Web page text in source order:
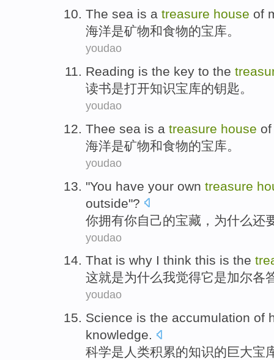
The sea is a treasure house of
海洋是矿物和食物的宝库。
youdao
Reading is the key to the
读书是打开知识宝库的钥匙。
youdao
Thee sea is a treasure house of
海洋是矿物和食物的宝库。
youdao
"You have your own treasure
outside"?
你拥有你自己的宝藏 ， 为什么还
youdao
That is why I think this is the
这就是为什么我觉得它是加尔各
youdao
Science is the accumulation of
knowledge.
科学是 人类积累的知识的巨大宝